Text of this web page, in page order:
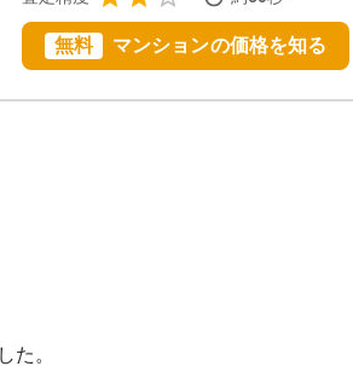
無料 マンションの価格を知る
た。